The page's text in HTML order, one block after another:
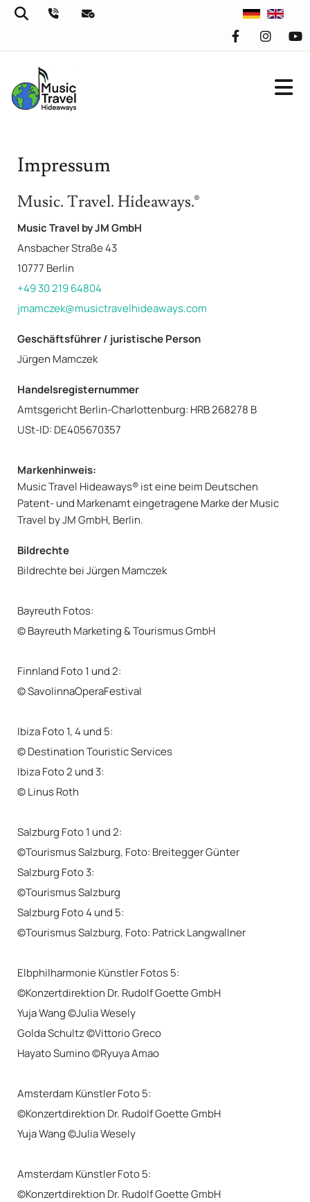
Impressum
Music. Travel. Hideaways.®
Music Travel by JM GmbH
Ansbacher Straße 43
10777 Berlin
+49 30 219 64804
jmamczek@musictravelhideaways.com
Geschäftsführer / juristische Person
Jürgen Mamczek
Handelsregisternummer
Amtsgericht Berlin-Charlottenburg: HRB 268278 B
USt-ID: DE405670357
Markenhinweis:
Music Travel Hideaways® ist eine beim Deutschen
Patent- und Markenamt eingetragene Marke der Music
Travel by JM GmbH, Berlin.
Bildrechte
Bildrechte bei Jürgen Mamczek
Bayreuth Fotos:
© Bayreuth Marketing & Tourismus GmbH
Finnland Foto 1 und 2:
© SavolinnaOperaFestival
Ibiza Foto 1, 4 und 5:
© Destination Touristic Services
Ibiza Foto 2 und 3:
© Linus Roth
Salzburg Foto 1 und 2:
©Tourismus Salzburg, Foto: Breitegger Günter
Salzburg Foto 3:
©Tourismus Salzburg
Salzburg Foto 4 und 5:
©Tourismus Salzburg, Foto: Patrick Langwallner
Elbphilharmonie Künstler Fotos 5:
©Konzertdirektion Dr. Rudolf Goette GmbH
Yuja Wang ©Julia Wesely
Golda Schultz ©Vittorio Greco
Hayato Sumino ©Ryuya Amao
Amsterdam Künstler Foto 5:
©Konzertdirektion Dr. Rudolf Goette GmbH
Yuja Wang ©Julia Wesely
Amsterdam Künstler Foto 5:
©Konzertdirektion Dr. Rudolf Goette GmbH